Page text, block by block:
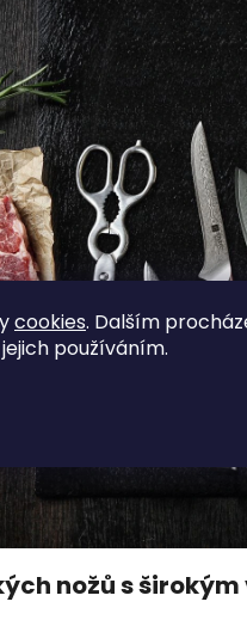
cookies. Dalším
používáním.
nožů s